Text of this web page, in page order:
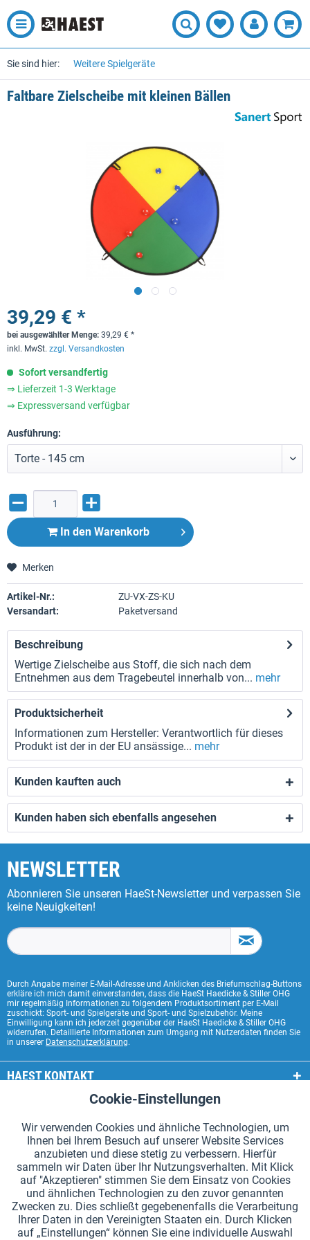
Sie sind hier: Weitere Spielgeräte
Faltbare Zielscheibe mit kleinen Bällen
39,29 € *
bei ausgewählter Menge: 39,29 € *
inkl. MwSt. zzgl. Versandkosten
Sofort versandfertig
⇒ Lieferzeit 1-3 Werktage
⇒ Expressversand verfügbar
Ausführung:
In den Warenkorb
Merken
Artikel-Nr.:
ZU-VX-ZS-KU
Versandart:
Paketversand
Beschreibung
Wertige Zielscheibe aus Stoff, die sich nach dem
Entnehmen aus dem Tragebeutel innerhalb von... mehr
Produktsicherheit
Informationen zum Hersteller: Verantwortlich für dieses
Produkt ist der in der EU ansässige... mehr
Kunden kauften auch
Kunden haben sich ebenfalls angesehen
NEWSLETTER
Abonnieren Sie unseren HaeSt-Newsletter und verpassen Sie
keine Neuigkeiten!
Durch Angabe meiner E-Mail-Adresse und Anklicken des Briefumschlag-Buttons
erkläre ich mich damit einverstanden, dass die HaeSt Haedicke & Stiller OHG
mir regelmäßig Informationen zu folgendem Produktsortiment per E-Mail
zuschickt: Sport- und Spielgeräte und Sport- und Spielzubehör. Meine
Einwilligung kann ich jederzeit gegenüber der HaeSt Haedicke & Stiller OHG
widerrufen. Detaillierte Informationen zum Umgang mit Nutzerdaten finden Sie
in unserer Datenschutzerklärung.
HAEST KONTAKT
HAEST SHOP SERVICE
ALLGEMEINE INFORMATIONEN
ZAHLUNGSARTEN
*Alle Preise inkl. Mehrwertsteuer zzgl.Versandkosten.
Cookie-Einstellungen Kataloge anfordern
Aktiv
Tracking Aktiv
Cookie-Einstellungen
Wir verwenden Cookies und ähnliche Technologien, um
Ihnen bei Ihrem Besuch auf unserer Website Services
anzubieten und diese stetig zu verbessern. Hierfür
sammeln wir Daten über Ihr Nutzungsverhalten. Mit Klick
auf "Akzeptieren" stimmen Sie dem Einsatz von Cookies
und ähnlichen Technologien zu den zuvor genannten
Zwecken zu. Dies schließt gegebenenfalls die Verarbeitung
Ihrer Daten in den Vereinigten Staaten ein. Durch Klicken
auf „Einstellungen“ können Sie eine individuelle Auswahl